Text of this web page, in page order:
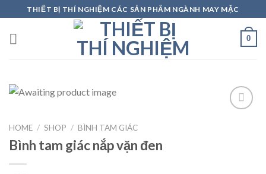
to
content
THIẾT BỊ THÍ NGHIỆM CÁC SẢN PHẨM NGÀNH MAY MẶC
0
HOME / SHOP / BÌNH TAM GIÁC
Bình tam giác nắp vặn đen